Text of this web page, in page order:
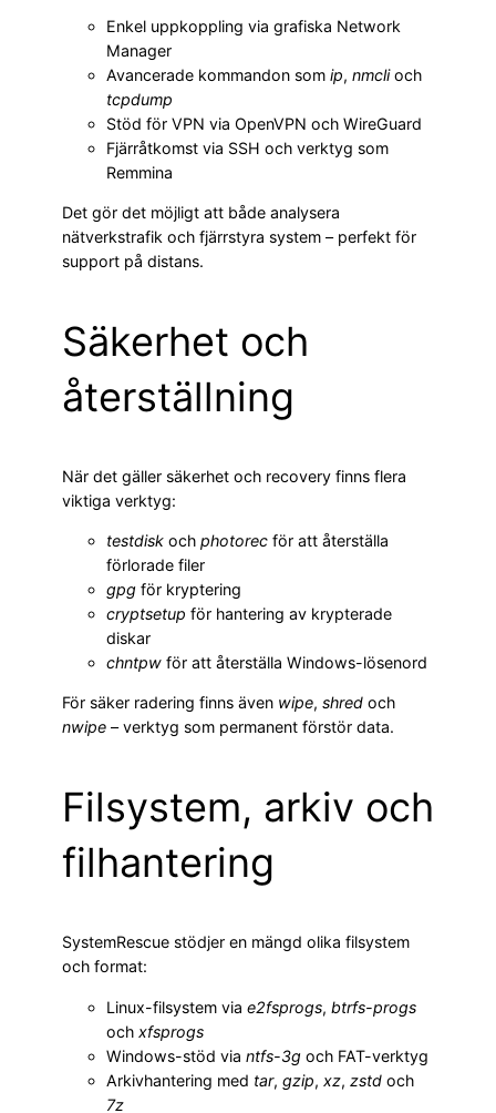
Enkel uppkoppling via grafiska Network
Manager
Avancerade kommandon som ip, nmclioch
tcpdump
Stöd för VPN via OpenVPN och WireGuard
Fjärråtkomst via SSH och verktyg som
Remmina
Det gör det möjligt att både analysera
nätverkstrafik och fjärrstyra system – perfekt för
support på distans.
Säkerhet och
återställning
När det gäller säkerhet och recovery finns flera
viktiga verktyg:
testdisk och photorec för att återställa
förlorade filer
gpg för kryptering
cryptsetup för hantering av krypterade
diskar
chntpw för att återställa Windows-lösenord
För säker radering finns även wipe, shred och
nwipe – verktyg som permanent förstör data.
Filsystem, arkiv och
filhantering
SystemRescue stödjer en mängd olika filsystem
och format:
Linux-filsystem via e2fsprogs, btrfs-progs
och xfsprogs
Windows-stöd via ntfs-3g och FAT-verktyg
Arkivhantering med tar, gzip, xz, zstd och
7z